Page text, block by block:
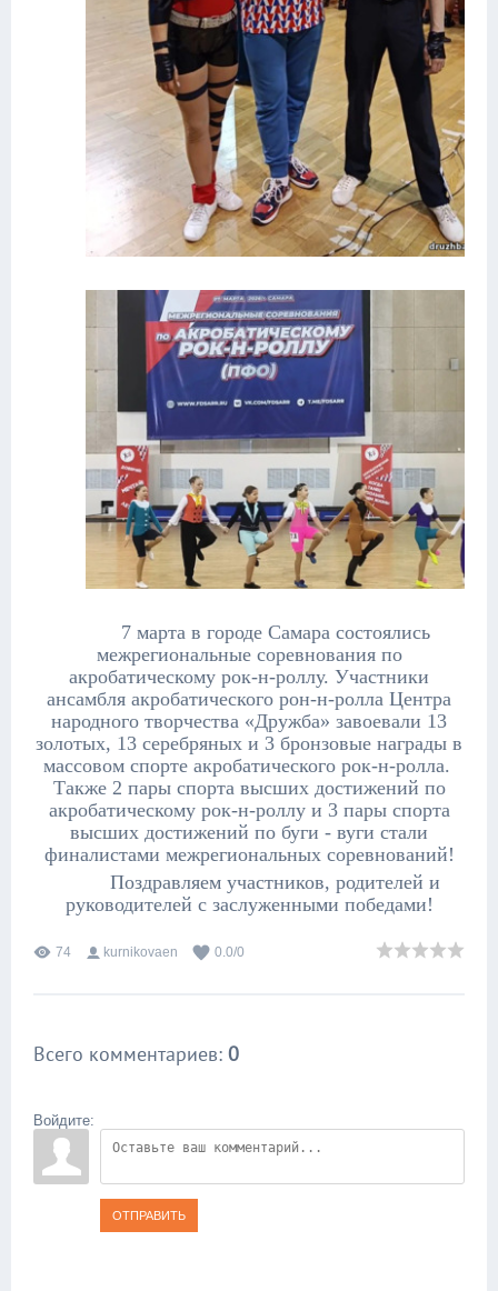
7 марта в городе Самара состоялись
межрегиональные соревнования по
акробатическому рок-н-роллу. Участники
ансамбля акробатического рон-н-ролла Центра
народного творчества «Дружба» завоевали 13
золотых, 13 серебряных и 3 бронзовые награды в
массовом спорте акробатического рок-н-ролла.
Также 2 пары спорта высших достижений по
акробатическому рок-н-роллу и 3 пары спорта
высших достижений по буги - вуги стали
финалистами межрегиональных соревнований!
Поздравляем участников, родителей и
руководителей с заслуженными победами!
74 kurnikovaen 0.0/0
Всего комментариев: 0
Войдите:
ОТПРАВИТЬ